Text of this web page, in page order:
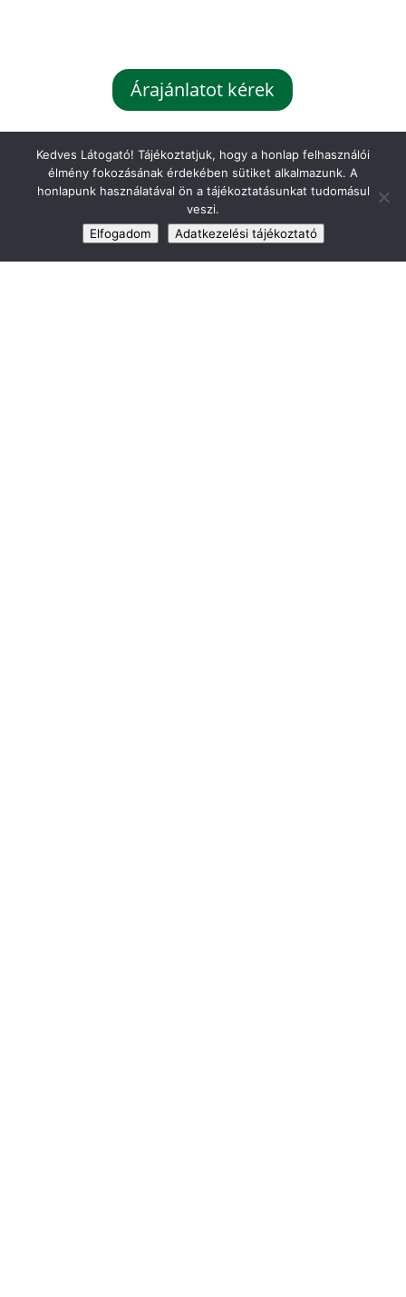
Árajánlatot kérek
Kedves Látogató! Tájékoztatjuk, hogy a honlap felhasználói
élmény fokozásának érdekében sütiket alkalmazunk. A
honlapunk használatával ön a tájékoztatásunkat tudomásul
veszi.
Elfogadom
Adatkezelési tájékoztató